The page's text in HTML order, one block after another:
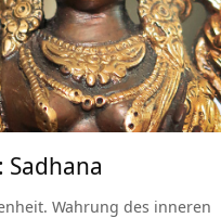
Wahrung des inneren